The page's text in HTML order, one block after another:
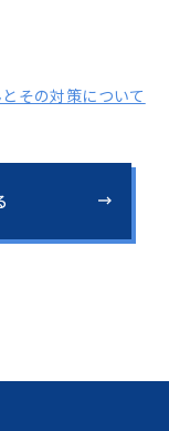
その対策について